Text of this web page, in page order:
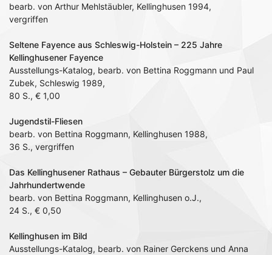
bearb. von Arthur Mehlstäubler, Kellinghusen 1994,
vergriffen
Seltene Fayence aus Schleswig-Holstein – 225 Jahre
Kellinghusener Fayence
Ausstellungs-Katalog, bearb. von Bettina Roggmann und Paul
Zubek, Schleswig 1989,
80 S., € 1,00
Jugendstil-Fliesen
bearb. von Bettina Roggmann, Kellinghusen 1988,
36 S., vergriffen
Das Kellinghusener Rathaus – Gebauter Bürgerstolz um die
Jahrhundertwende
bearb. von Bettina Roggmann, Kellinghusen o.J.,
24 S., € 0,50
Kellinghusen im Bild
Ausstellungs-Katalog, bearb. von Rainer Gerckens und Anna